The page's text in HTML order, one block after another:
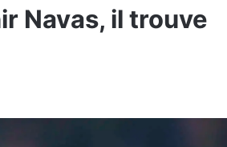
Navas, il trouve